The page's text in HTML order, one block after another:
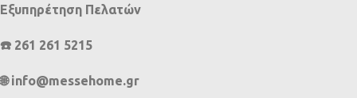
Εξυπηρέτηση Πελατών
☎️ 261 261 5215
🌐 info@messehome.gr